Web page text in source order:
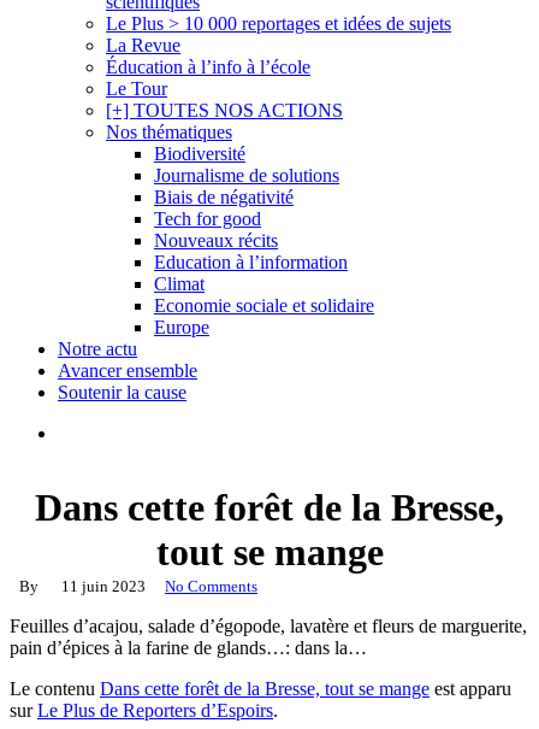
Le Plus > 10 000 reportages et idées de sujets
La Revue
Éducation à l’info à l’école
Le Tour
[+] TOUTES NOS ACTIONS
Nos thématiques
Biodiversité
Journalisme de solutions
Biais de négativité
Tech for good
Nouveaux récits
Education à l’information
Climat
Economie sociale et solidaire
Europe
Notre actu
Avancer ensemble
Soutenir la cause
Dans cette forêt de la Bresse,
tout se mange
By 11 juin 2023 No Comments
Feuilles d’acajou, salade d’égopode, lavatère et fleurs de marguerite,
pain d’épices à la farine de glands…: dans la…
Le contenu Dans cette forêt de la Bresse, tout se mange est apparu
surLe Plus de Reporters d’Espoirs.